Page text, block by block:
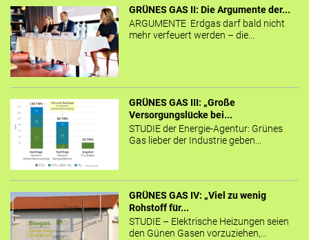
GRÜNES GAS II: Die Argumente der...
ARGUMENTE Erdgas darf bald nicht
mehr verfeuert werden – die...
GRÜNES GAS III: „Große
Versorgungslücke bei...
STUDIE der Energie-Agentur: Grünes
Gas lieber der Industrie geben...
GRÜNES GAS IV: „Viel zu wenig
Rohstoff für...
STUDIE – Elektrische Heizungen seien
den Günen Gasen vorzuziehen,...